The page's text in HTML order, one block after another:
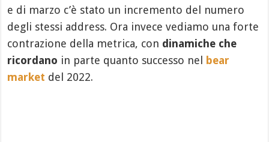
e di marzo c’è stato un incremento del numero
degli stessi address. Ora invece vediamo una forte
contrazione della metrica, con dinamiche che
ricordano in parte quanto successo nel bear
market del 2022.